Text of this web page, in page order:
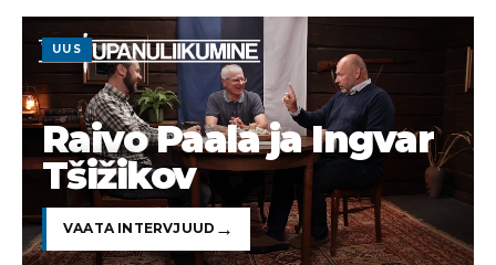
UUS
Raivo Paala ja Ingvar
Tšižikov
VAATA INTERVJUUD